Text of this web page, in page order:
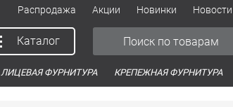
Распродажа Акции Новинки Новости
Каталог
ЛИЦЕВАЯ ФУРНИТУРА КРЕПЕЖНАЯ ФУРНИТУРА